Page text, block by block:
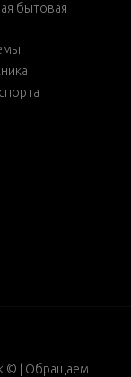
бытовая
© | Обращаем